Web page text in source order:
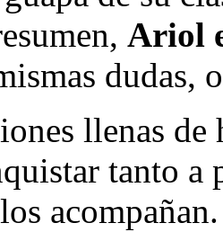
Ariol
dudas,
llenas
tanto a
acompañan.